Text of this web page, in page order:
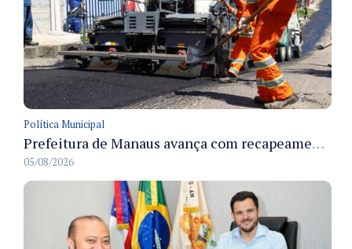
Política Municipal
Prefeitura de Manaus avança com recapeamento no Parque Rio Solimões e cobre cerca de 30 ruas
05/08/2026